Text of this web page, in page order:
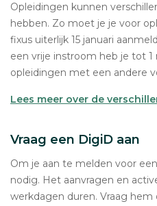
Opleidingen kunnen
hebben. Zo moet je je voor
fixus uiterlijk 15 januari
een vrije instroom heb je tot 1
opleidingen met een andere
Lees meer over de
Vraag een DigiD aan
Om je aan te melden voor
nodig. Het aanvragen en
werkdagen duren. Vraag hem